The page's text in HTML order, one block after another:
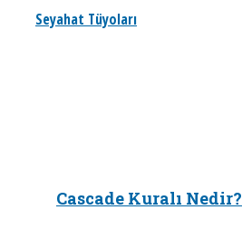
Seyahat Tüyoları
Cascade Kuralı Nedir?